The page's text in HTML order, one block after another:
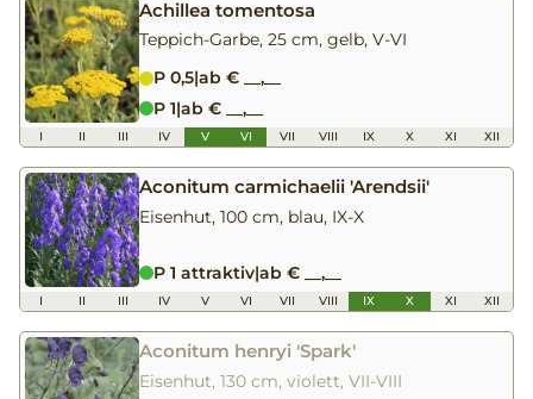
Achillea tomentosa
Teppich-Garbe, 25 cm, gelb, V-VI
P 0,5|ab € __,__
P 1|ab € __,__
I II III IV V VI VII VIII IX X XI XII
Aconitum carmichaelii 'Arendsii'
Eisenhut, 100 cm, blau, IX-X
P 1 attraktiv|ab € __,__
I II III IV V VI VII VIII IX X XI XII
Aconitum henryi 'Spark'
Eisenhut, 130 cm, violett, VII-VIII